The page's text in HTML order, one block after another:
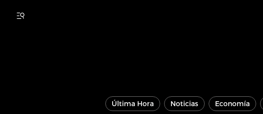
Última Hora Noticias Economía